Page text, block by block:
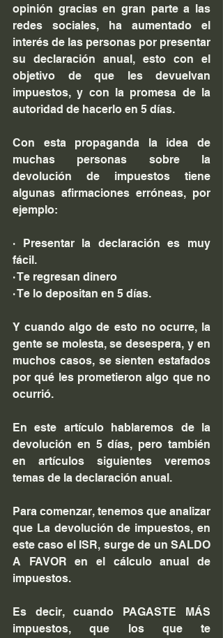
opinión gracias en gran parte a las
redes sociales, ha aumentado el
interés de las personas por presentar
su declaración anual, esto con el
objetivo de que les devuelvan
impuestos, y con la promesa de la
autoridad de hacerlo en 5 días.
Con esta propaganda la idea de
muchas personas sobre la
devolución de impuestos tiene
algunas afirmaciones erróneas, por
ejemplo:
· Presentar la declaración es muy
fácil.
· Te regresan dinero
· Te lo depositan en 5 días.
Y cuando algo de esto no ocurre, la
gente se molesta, se desespera, y en
muchos casos, se sienten estafados
por qué les prometieron algo que no
ocurrió.
En este artículo hablaremos de la
devolución en 5 días, pero también
en artículos siguientes veremos
temas de la declaración anual.
Para comenzar, tenemos que analizar
que La devolución de impuestos, en
este caso el ISR, surge de un SALDO
A FAVOR en el cálculo anual de
impuestos.
Es decir, cuando PAGASTE MÁS
impuestos, que los que te